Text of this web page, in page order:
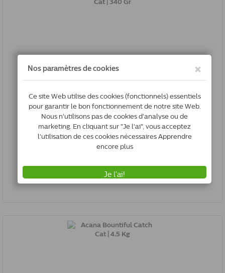
Acana Bountiful Catch Cat | 340 Gr
0064992714413
In Stock
€14.29
(€4.20/100gr)
All prices include VAT, Plus shipping costs if applicable